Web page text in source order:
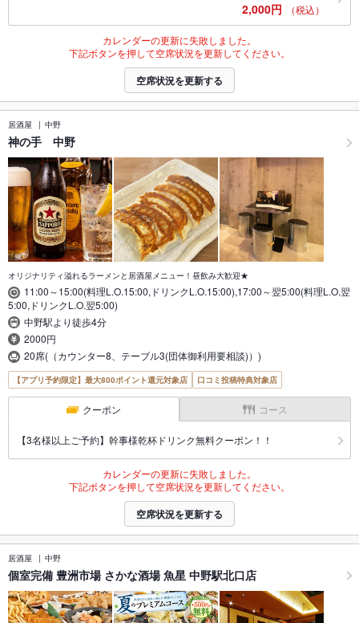
2,000円 （税込）
カレンダーの更新に失敗しました。
下記ボタンを押して空席状況を更新してください。
空席状況を更新する
居酒屋 中野
神の手 中野
オリジナリティ溢れるラーメンと居酒屋メニュー！昼飲み大歓迎★
11:00～15:00(料理L.O.15:00,ドリンクL.O.15:00),17:00～翌5:00(料理L.O.翌
5:00,ドリンクL.O.翌5:00)
中野駅より徒歩4分
2000円
20席(（カウンター8、テーブル3(団体御利用要相談)）)
【アプリ予約限定】最大800ポイント還元対象店 口コミ投稿特典対象店
クーポン コース
【3名様以上ご予約】幹事様乾杯ドリンク無料クーポン！！
カレンダーの更新に失敗しました。
下記ボタンを押して空席状況を更新してください。
空席状況を更新する
居酒屋 中野
個室完備 豊洲市場 さかな酒場 魚星 中野駅北口店